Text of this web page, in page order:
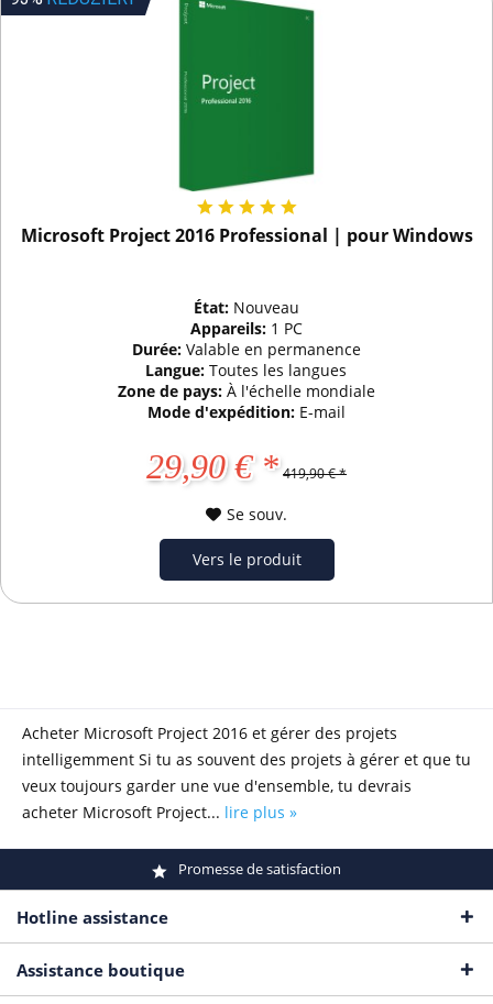
Microsoft Project 2016 Professional | pour Windows
État: Nouveau
Appareils: 1 PC
Durée: Valable en permanence
Langue:Toutes les langues
Zone de pays: À l'échelle mondiale
Mode d'expédition: E-mail
29,90 € * 419,90 € *
Se souv.
Vers le produit
Acheter Microsoft Project 2016 et gérer des projets
intelligemment Si tu as souvent des projets à gérer et que tu
veux toujours garder une vue d'ensemble, tu devrais
acheter Microsoft Project... lire plus »
Promesse de satisfaction
Hotline assistance
Assistance boutique